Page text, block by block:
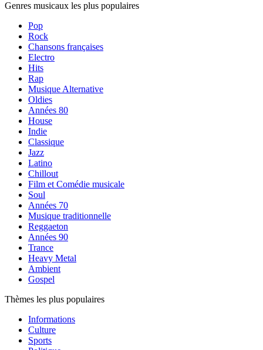
Genres musicaux les plus populaires
Pop
Rock
Chansons françaises
Electro
Hits
Rap
Musique Alternative
Oldies
Années 80
House
Indie
Classique
Jazz
Latino
Chillout
Film et Comédie musicale
Soul
Années 70
Musique traditionnelle
Reggaeton
Années 90
Trance
Heavy Metal
Ambient
Gospel
Thèmes les plus populaires
Informations
Culture
Sports